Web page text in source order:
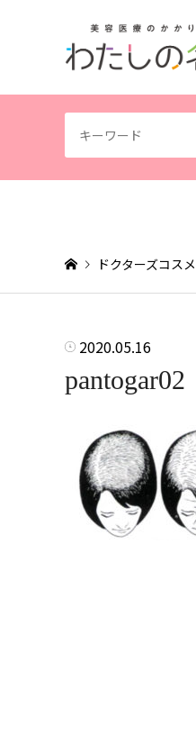
ドクターズコス
2020.05.16
pantogar02